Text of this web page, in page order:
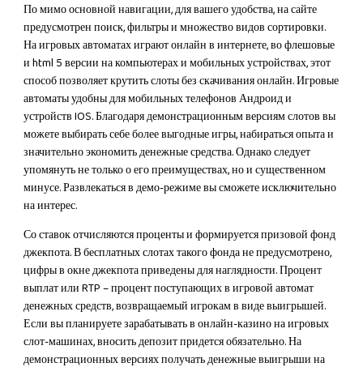
По мимо основной навигации, для вашего удобства, на сайте
предусмотрен поиск, фильтры и множество видов сортировки.
На игровых автоматах играют онлайн в интернете, во флешовые
и html 5 версии на компьютерах и мобильных устройствах, этот
способ позволяет крутить слоты без скачивания онлайн. Игровые
автоматы удобны для мобильных телефонов Андроид и
устройств IOS. Благодаря демонстрационным версиям слотов вы
можете выбирать себе более выгодные игры, набираться опыта и
значительно экономить денежные средства. Однако следует
упомянуть не только о его преимуществах, но и существенном
минусе. Развлекаться в демо-режиме вы сможете исключительно
на интерес.
Со ставок отчисляются проценты и формируется призовой фонд
джекпота. В бесплатных слотах такого фонда не предусмотрено,
цифры в окне джекпота приведены для наглядности. Процент
выплат или RTP – процент поступающих в игровой автомат
денежных средств, возвращаемый игрокам в виде выигрышей.
Если вы планируете зарабатывать в онлайн-казино на игровых
слот-машинах, вносить депозит придется обязательно. На
демонстрационных версиях получать денежные выигрыши на